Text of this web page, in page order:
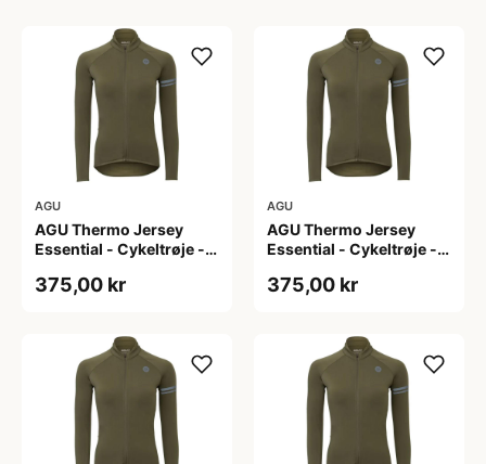
AGU
AGU Thermo Jersey
Essential - Cykeltrøje -
L
375,00 kr
AGU
AGU Thermo Jersey
Essential - Cykeltrøje -
M
375,00 kr